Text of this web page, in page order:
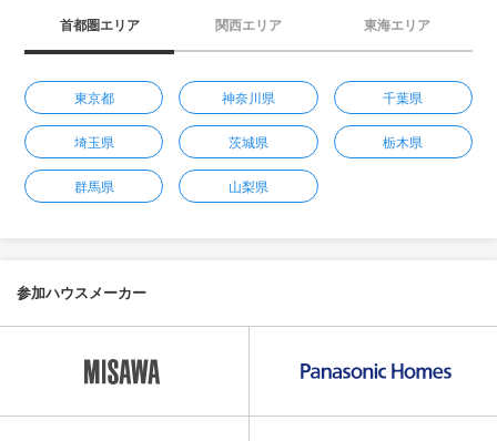
首都圏エリア 関西エリア 東海エリア
東京都 神奈川県 千葉県
埼玉県 茨城県 栃木県
群馬県 山梨県
参加ハウスメーカー